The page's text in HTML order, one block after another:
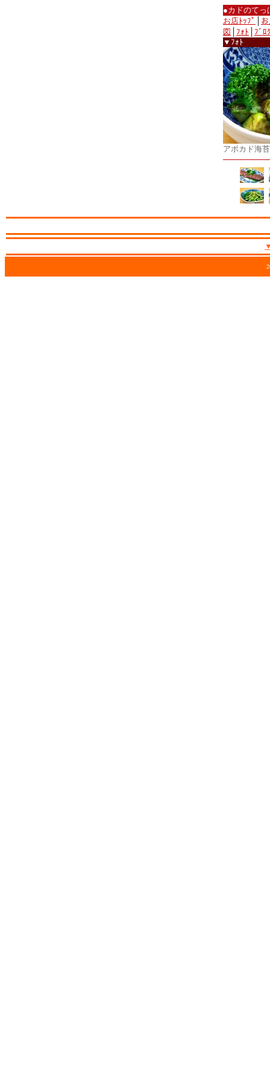
●カドのて
お店ﾄｯﾌﾟ
図
ﾌｫﾄ
ﾌﾞﾛ
▼ﾌｫﾄ
アボカド海苔